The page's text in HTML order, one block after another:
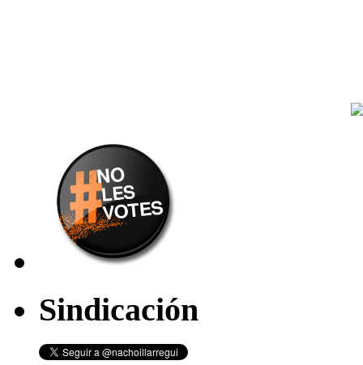
Sindicación